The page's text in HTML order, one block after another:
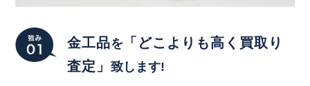
金工品を
「どこよりも高く買取り
査定」致します!